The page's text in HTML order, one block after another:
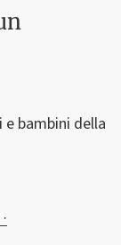
bambini della